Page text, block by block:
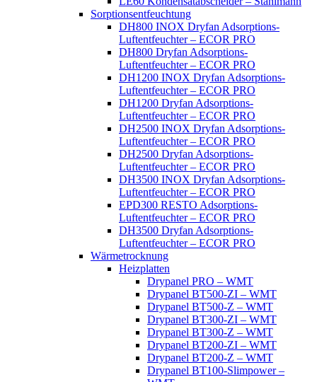
Sorptionsentfeuchtung
DH800 INOX Dryfan Adsorptions-
Luftentfeuchter – ECOR PRO
DH800 Dryfan Adsorptions-
Luftentfeuchter – ECOR PRO
DH1200 INOX Dryfan Adsorptions-
Luftentfeuchter – ECOR PRO
DH1200 Dryfan Adsorptions-
Luftentfeuchter – ECOR PRO
DH2500 INOX Dryfan Adsorptions-
Luftentfeuchter – ECOR PRO
DH2500 Dryfan Adsorptions-
Luftentfeuchter – ECOR PRO
DH3500 INOX Dryfan Adsorptions-
Luftentfeuchter – ECOR PRO
EPD300 RESTO Adsorptions-
Luftentfeuchter – ECOR PRO
DH3500 Dryfan Adsorptions-
Luftentfeuchter – ECOR PRO
Wärmetrocknung
Heizplatten
Drypanel PRO – WMT
Drypanel BT500-ZI – WMT
Drypanel BT500-Z – WMT
Drypanel BT300-ZI – WMT
Drypanel BT300-Z – WMT
Drypanel BT200-ZI – WMT
Drypanel BT200-Z – WMT
Drypanel BT100-Slimpower –